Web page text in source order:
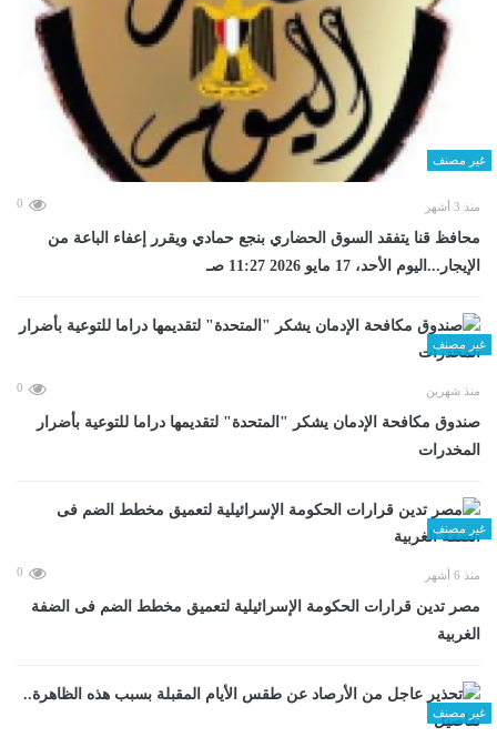
غير مصنف
منذ 3 أشهر 0
محافظ قنا يتفقد السوق الحضاري بنجع حمادي ويقرر إعفاء الباعة من
الإيجار...اليوم الأحد، 17 مايو 2026 11:27 صـ
غير مصنف
منذ شهرين 0
صندوق مكافحة الإدمان يشكر "المتحدة" لتقديمها دراما للتوعية بأضرار
المخدرات
غير مصنف
منذ 6 أشهر 0
مصر تدين قرارات الحكومة الإسرائيلية لتعميق مخطط الضم فى الضفة
الغربية
غير مصنف